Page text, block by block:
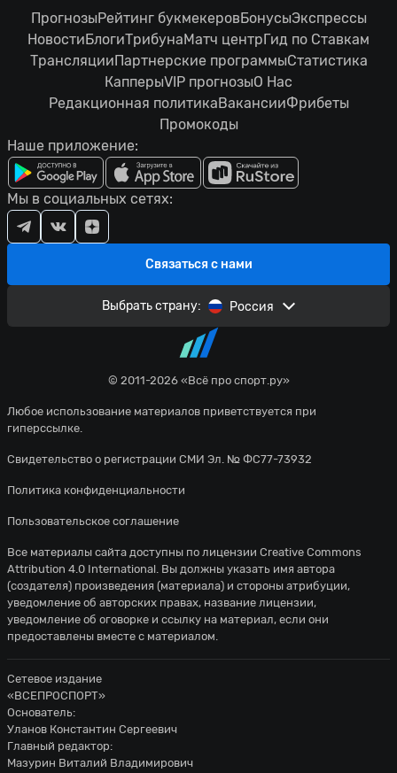
© 2011-2026 «Всё про спорт.ру»
Любое использование материалов приветствуется при
гиперссылке.
Свидетельство о регистрации СМИ Эл. № ФС77-73932
Политика конфиденциальности
Пользовательское соглашение
Прогнозы Рейтинг букмекеров БонусыЭкспрессы
Новости БлогиТрибуна Матч центр Гид по Ставкам
Трансляции Партнерские программыСтатистика
КапперыVIP прогнозыО Нас
Редакционная политика ВакансииФрибеты
Промокоды
Наше приложение:
Связаться с нами
Мы в социальных сетях:
Выбрать страну: Россия
Все материалы сайта доступны по лицензии Creative Commons
Attribution 4.0 International. Вы должны указать имя автора
(создателя) произведения (материала) и стороны атрибуции,
уведомление об авторских правах, название лицензии,
уведомление об оговорке и ссылку на материал, если они
предоставлены вместе с материалом.
Сетевое издание
«ВСЕПРОСПОРТ»
Основатель:
Уланов Константин Сергеевич
Главный редактор:
Мазурин Виталий Владимирович